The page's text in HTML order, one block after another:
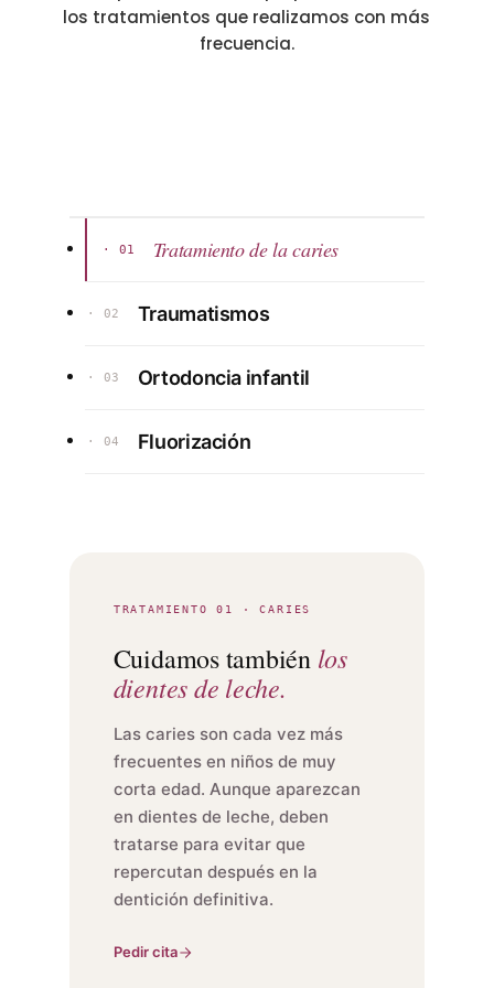
los tratamientos que realizamos con más
frecuencia.
· 01 Tratamiento de la caries
· 02 Traumatismos
· 03 Ortodoncia infantil
· 04 Fluorización
TRATAMIENTO 01 · CARIES
Cuidamos también los
dientes de leche.
Las caries son cada vez más
frecuentes en niños de muy
corta edad. Aunque aparezcan
en dientes de leche, deben
tratarse para evitar que
repercutan después en la
dentición definitiva.
Pedir cita